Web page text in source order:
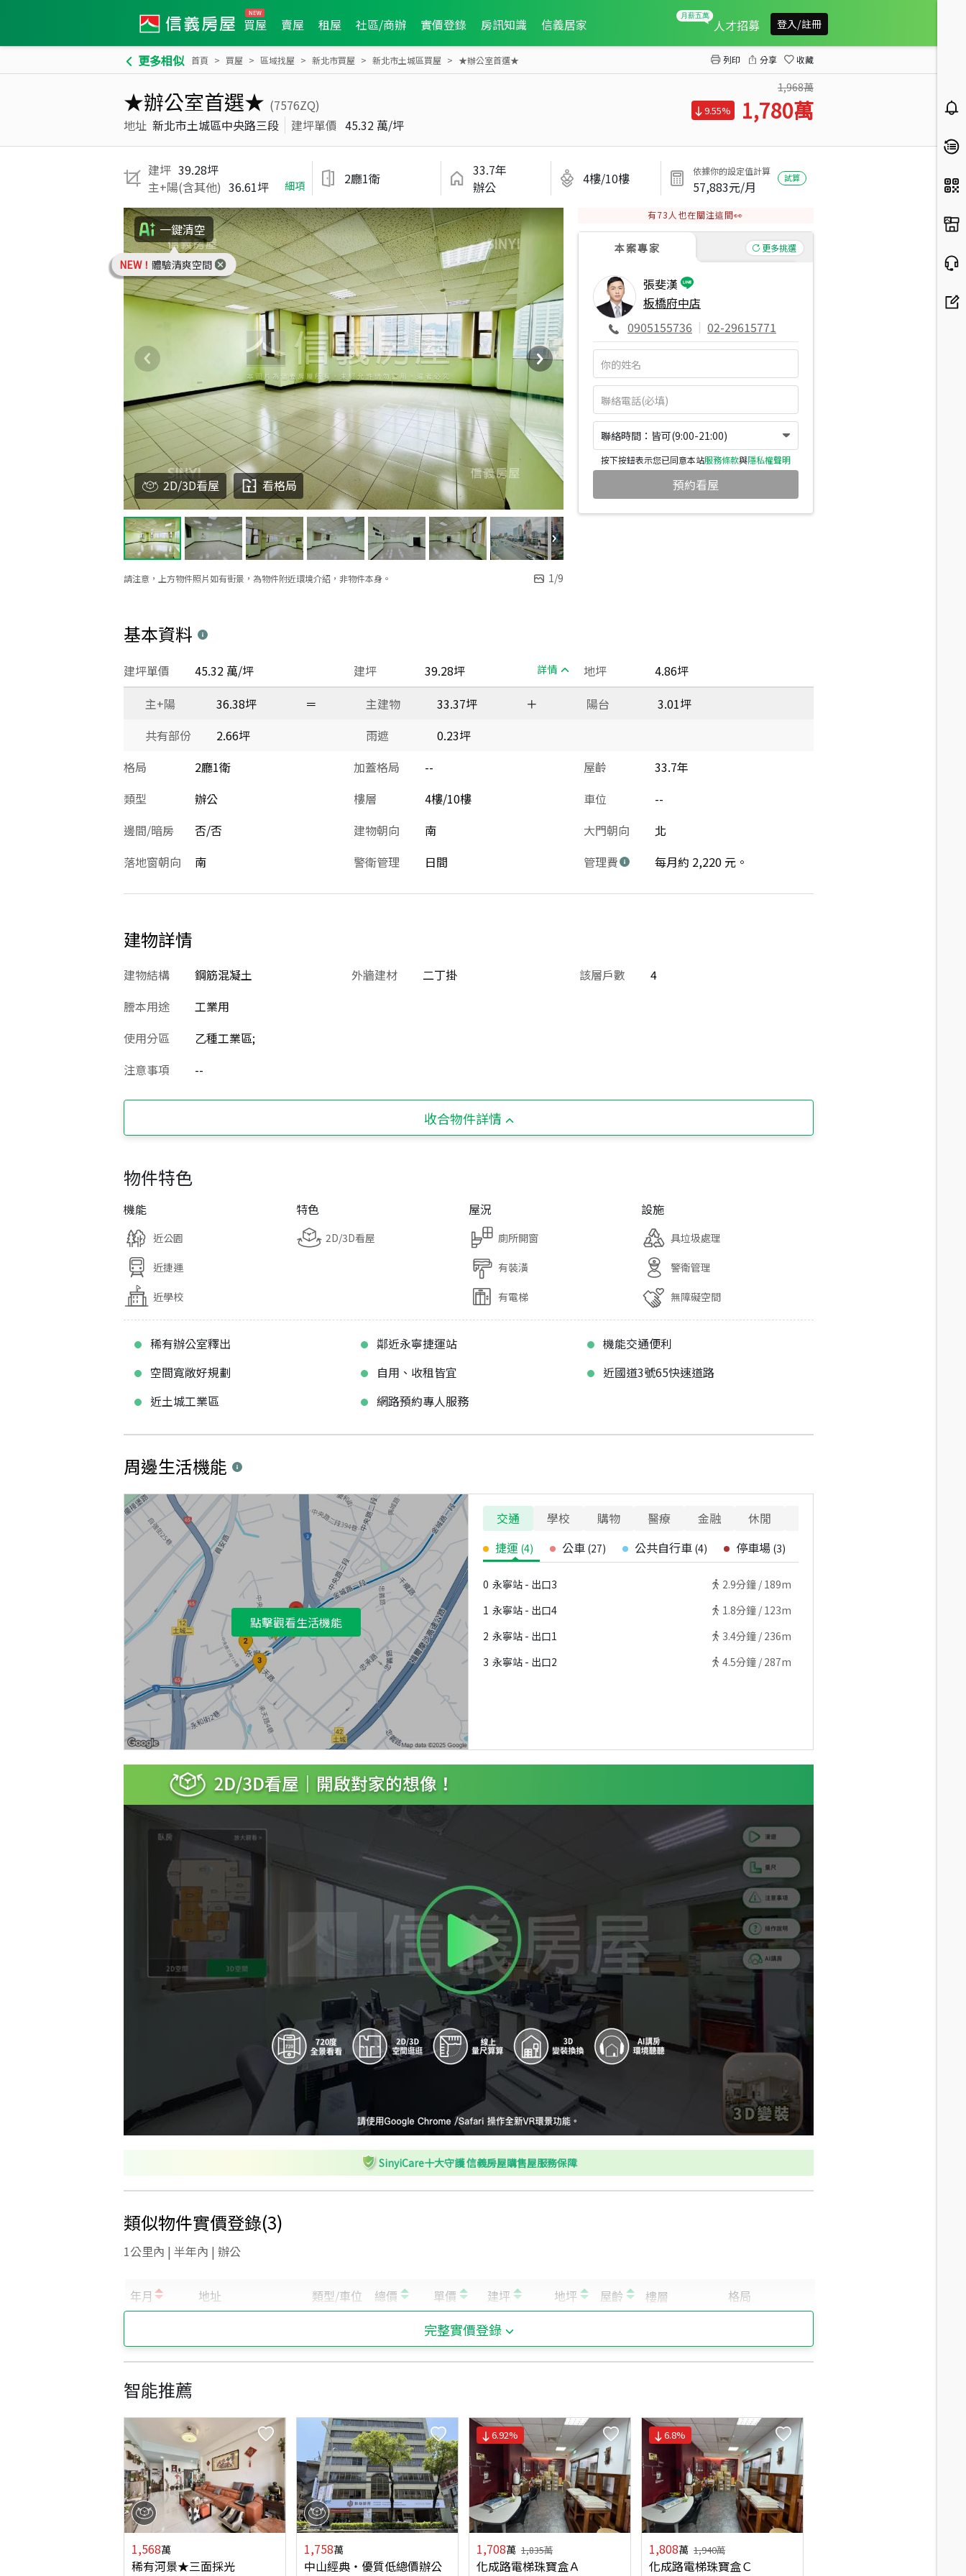
買屋 賣屋 租屋 社區/商辦 實價登錄 房訊知識 信義居家 人才招募 登入/註冊
更多相似 首頁 買屋 區域找屋 新北市買屋 新北市土城區買屋 ★辦公室首選★ 列印 分享 收藏
★辦公室首選★ (7576ZQ)
地址 新北市土城區中央路三段 建坪單價 45.32 萬/坪
1,968萬
9.55% 1,780萬
建坪 39.28坪
主+陽(含其他) 36.61坪 細項 2廳1衛
33.7年
辦公
4樓/10樓 依據你的設定值計算
57,883元/月
試算
一鍵清空
NEW！ 體驗清爽空間
請注意，上方物件照片如有街景，為物件附近環境介紹，非物件本身。 1/9
2D/3D看屋 看格局
有73 人也在關注這間👀
本案專家 更多挑選
張斐漢
板橋府中店
0905155736 | 02-29615771
聯絡時間：皆可(9:00-21:00)
按下按鈕表示您已同意本站服務條款與隱私權聲明
預約看屋
基本資料
建坪 39.28坪 詳情
建坪單價 45.32 萬/坪 地坪
4.86坪
主+陽
36.38坪 ＝ 主建物 33.37坪 ＋ 陽台
3.01坪
共有部份
2.66坪 雨遮
0.23坪
格局
2廳1衛 加蓋格局 -- 屋齡
33.7年
類型
辦公 樓層 4樓/10樓 車位
--
邊間/暗房
否/否 建物朝向 南 大門朝向
北
落地窗朝向
南 警衛管理 日間 管理費 每月約 2,220 元。
建物詳情
建物結構 鋼筋混凝土 外牆建材 二丁掛 該層戶數
4
謄本用途
工業用
使用分區
乙種工業區;
注意事項
--
收合物件詳情
物件特色
機能
近公園
近捷運
近學校
特色
2D/3D看屋
屋況
廁所開窗
有裝潢
有電梯
設施
具垃圾處理
警衛管理
無障礙空間
稀有辦公室釋出 鄰近永寧捷運站
機能交通便利
空間寬敞好規劃
自用、收租皆宜
近國道3號65快速道路
近土城工業區
網路預約專人服務
周邊生活機能
點擊觀看生活機能
交通 學校 購物 醫療 金融 休閒
捷運 (4) 公車 (27) 公共自行車 (4) 停車場 (3)
0 永寧站 - 出口3 2.9分鐘 / 189m
1 永寧站 - 出口4 1.8分鐘 / 123m
2 永寧站 - 出口1 3.4分鐘 / 236m
3 永寧站 - 出口2 4.5分鐘 / 287m
SinyiCare十大守護 信義房屋購售屋服務保障
類似物件實價登錄(3)
1公里內 | 半年內 | 辦公
完整實價登錄
智能推薦
1,568萬
稀有河景★三面採光
1,758萬
中山經典‧優質低總價辦公
6.92%
1,708萬 1,835萬
化成路電梯珠寶盒Ａ
6.8%
1,808萬 1,940萬
化成路電梯珠寶盒Ｃ